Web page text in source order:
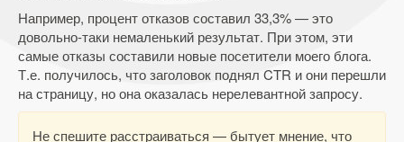
Например, процент отказов составил 33,3% — это
довольно-таки немаленький результат. При этом, эти
самые отказы составили новые посетители моего блога.
Т.е. получилось, что заголовок поднял CTR и они перешли
на страницу, но она оказалась нерелевантной запросу.
Не спешите расстраиваться — бытует мнение, что